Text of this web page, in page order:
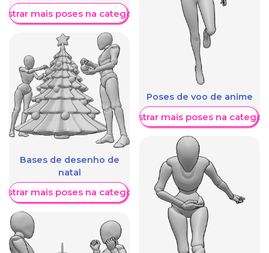
mais poses na categoria
Bases de desenho de
natal
mais poses na categoria
Poses de voo de anime
Mostrar mais poses na